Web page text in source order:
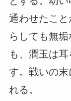
通わせたこ
らしても無
も、潤玉は
す。戦いの
れる。